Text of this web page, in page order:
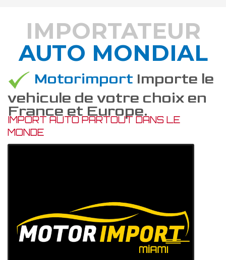
DÉCOUVREZ COMMENT
IMPORTATEUR
AUTO MONDIAL
Motorimport Importe le
vehicule de votre choix en
France et Europe.
IMPORT AUTO PARTOUT DANS LE
MONDE